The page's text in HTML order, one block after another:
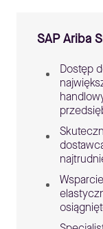
SAP Ariba
Dostęp